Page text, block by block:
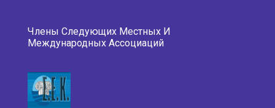
Члены Следующих Местных И
Международных Ассоциаций